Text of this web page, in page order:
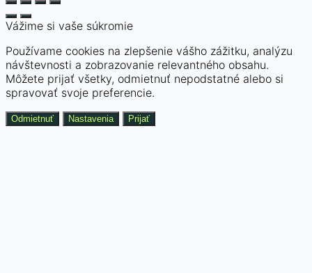
Vážime si vaše súkromie
Používame cookies na zlepšenie vášho zážitku, analýzu
návštevnosti a zobrazovanie relevantného obsahu.
Môžete prijať všetky, odmietnuť nepodstatné alebo si
spravovať svoje preferencie.
Odmietnuť Nastavenia Prijať